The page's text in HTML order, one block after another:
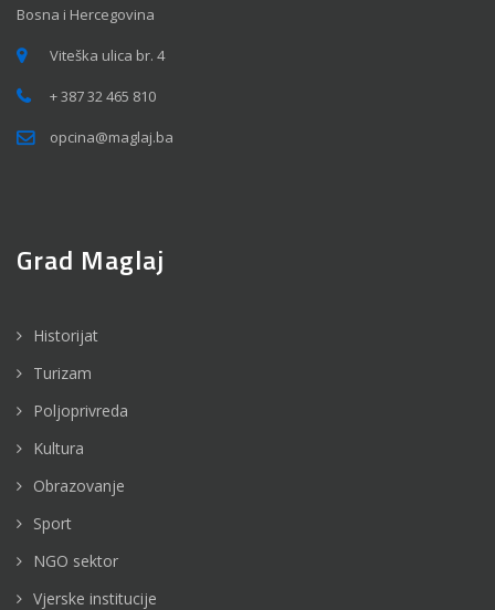
Bosna i Hercegovina
Viteška ulica br. 4
+ 387 32 465 810
opcina@maglaj.ba
Grad Maglaj
Historijat
Turizam
Poljoprivreda
Kultura
Obrazovanje
Sport
NGO sektor
Vjerske institucije